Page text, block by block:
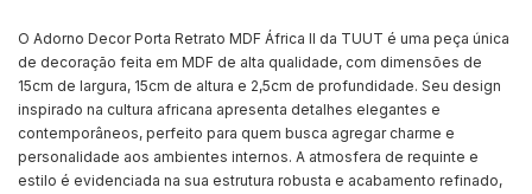
O Adorno Decor Porta Retrato MDF África II da TUUT é uma peça única
de decoração feita em MDF de alta qualidade, com dimensões de
15cm de largura, 15cm de altura e 2,5cm de profundidade. Seu design
inspirado na cultura africana apresenta detalhes elegantes e
contemporâneos, perfeito para quem busca agregar charme e
personalidade aos ambientes internos. A atmosfera de requinte e
estilo é evidenciada na sua estrutura robusta e acabamento refinado,